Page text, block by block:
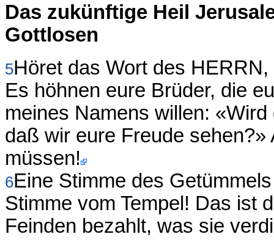
Das zukünftige Heil
Gottlosen
5Höret das Wort des
Es höhnen eure Brüder, die
meines Namens willen:
daß wir eure Freude
müssen!
6Eine Stimme des
Stimme vom Tempel! Das ist
Feinden bezahlt, was sie